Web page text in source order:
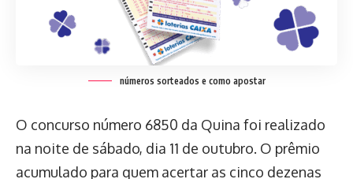
números sorteados e como apostar
O concurso número 6850 da Quina foi realizado
na noite de sábado, dia 11 de outubro. O prêmio
acumulado para quem acertar as cinco dezenas